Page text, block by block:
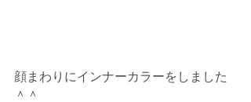
顔まわりにインナーカラーをしました
＾＾